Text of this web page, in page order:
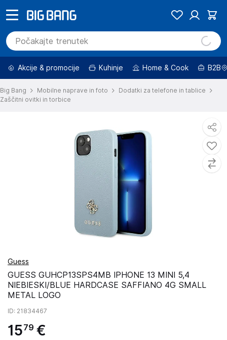
Akcije & promocije Kuhinje Home & Cook B2B
Big Bang Mobilne naprave in foto
Dodatki za telefone in tablice
Zaščitni ovitki in torbice
Guess
GUESS GUHCP13SPS4MB IPHONE 13 MINI 5,4
NIEBIESKI/BLUE HARDCASE SAFFIANO 4G SMALL
METAL LOGO
ID: 21834467
1579 €